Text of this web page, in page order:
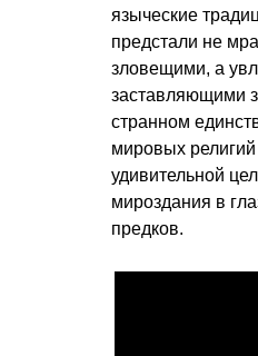
языческие
предстали не
зловещими, а
заставляющими
странном
мировых религий
удивительной
мироздания в
предков.